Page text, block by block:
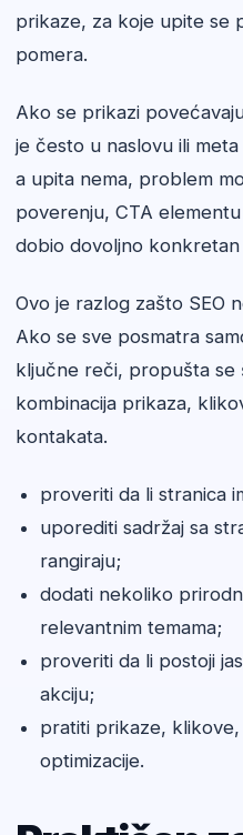
prikaze, za koje upite se
pomera.
Ako se prikazi
je često u naslovu ili
a upita nema, problem
poverenju, CTA
dobio dovoljno konkretan
Ovo je razlog zašto SEO
Ako se sve posmatra
ključne reči, propušta se
kombinacija prikaza,
kontakata.
proveriti da li stranica
uporediti sadržaj sa
rangiraju;
dodati nekoliko
relevantnim temama;
proveriti da li postoji
akciju;
pratiti prikaze,
optimizacije.